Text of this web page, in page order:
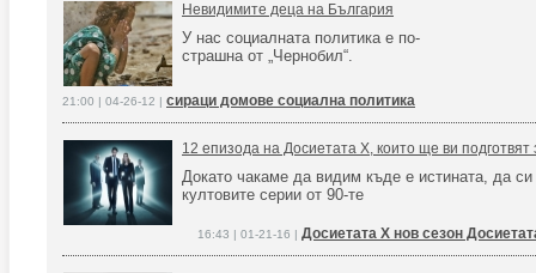
Невидимите деца на България
У нас социалната политика е по-
страшна от „Чернобил“.
21:00 | 04-26-12 | сираци домове социална политика
12 епизода на Досиетата Х, които ще ви подготвят
Докато чакаме да видим къде е истината, да
култовите серии от 90-те
16:43 | 01-21-16 | Досиетата Х нов сезон